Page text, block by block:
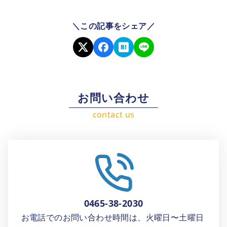
＼この記事をシェア／
お問い合わせ
0465-38-2030
お電話でのお問い合わせ時間は、火曜日〜土曜日